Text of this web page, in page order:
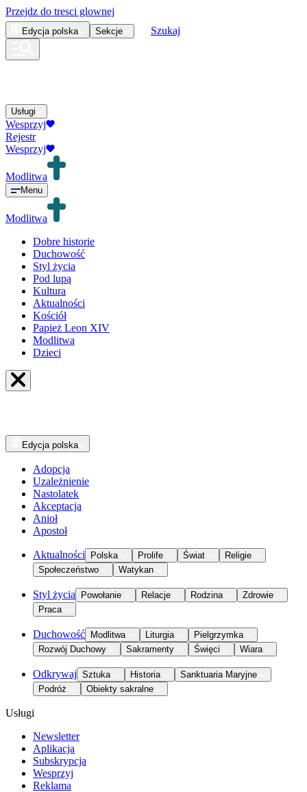
Przejdz do tresci glownej
Edycja polska Sekcje Szukaj
Usługi
Wesprzyj
Rejestr
Wesprzyj
Modlitwa
Menu
Modlitwa
Dobre historie
Duchowość
Styl życia
Pod lupą
Kultura
Aktualności
Kościół
Papież Leon XIV
Modlitwa
Dzieci
Edycja polska
Adopcja
Uzależnienie
Nastolatek
Akceptacja
Anioł
Apostoł
Aktualności Polska Prolife Świat
Religie
Społeczeństwo
Watykan
Styl życia Powołanie Relacje Rodzina
Zdrowie
Praca
Duchowość Modlitwa Liturgia
Pielgrzymka
Rozwój Duchowy
Sakramenty Święci Wiara
Odkrywaj Sztuka Historia
Sanktuaria Maryjne
Podróż
Obiekty sakralne
Usługi
Newsletter
Aplikacja
Subskrypcja
Wesprzyj
Reklama